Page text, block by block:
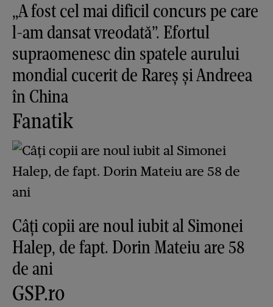
„A fost cel mai dificil concurs pe care
l-am dansat vreodată”. Efortul
supraomenesc din spatele aurului
mondial cucerit de Rareș și Andreea
în China
Fanatik
Câți copii are noul iubit al Simonei
Halep, de fapt. Dorin Mateiu are 58
de ani
GSP.ro